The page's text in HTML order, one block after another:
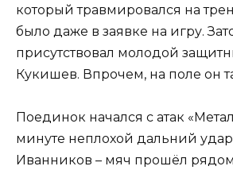
который травмировался на
было даже в заявке на игру.
присутствовал молодой
Кукишев. Впрочем, на поле он
Поединок начался с атак
минуте неплохой дальний
Иванников – мяч прошёл